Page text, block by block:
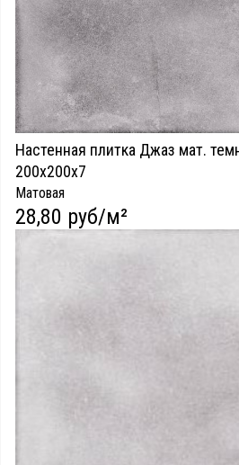
Настенная плитка Джаз мат.
200х200х7
Матовая
28,80 руб/м²